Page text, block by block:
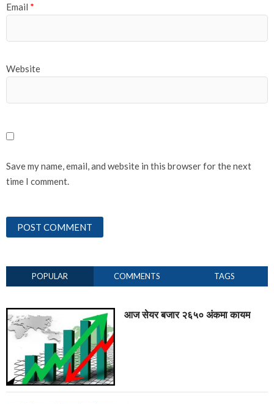
Email *
Website
Save my name, email, and website in this browser for the next
time I comment.
POPULAR COMMENTS TAGS
आज सेयर बजार २६५० अंकमा कायम